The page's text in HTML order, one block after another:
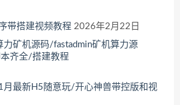
带搭建视频教程 2026年2月22日
力矿机源码/fastadmin矿机算力源
齐全/搭建教程
月最新H5随意玩/开心神兽带控版和视